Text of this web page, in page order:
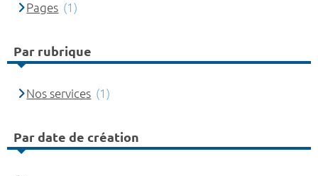
Pages (1)
Par rubrique
Nos services (1)
Par date de création